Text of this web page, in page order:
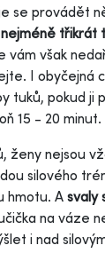
se provádět
nejméně třikrát
vám však
I obyčejná
tuků, pokud ji
15 - 20 minut.
ženy nejsou
silového
hmotu. A svaly
na váze
i nad